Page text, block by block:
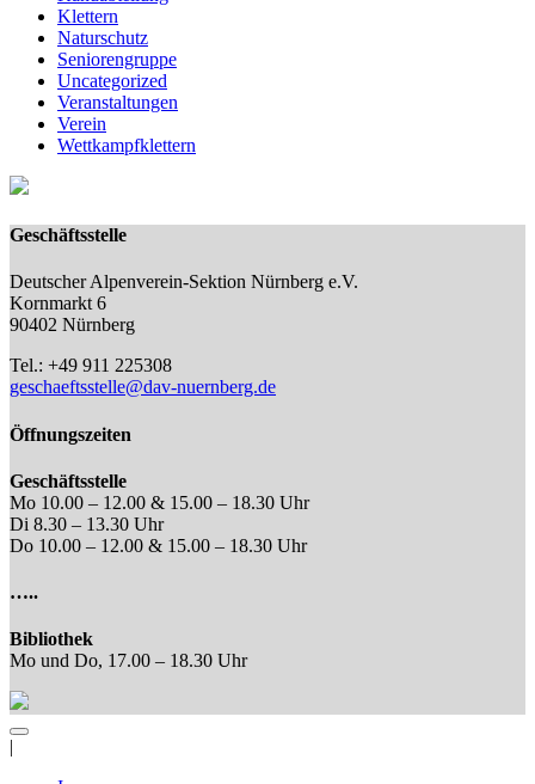
Klettern
Naturschutz
Seniorengruppe
Uncategorized
Veranstaltungen
Verein
Wettkampfklettern
Geschäftsstelle
Deutscher Alpenverein-Sektion Nürnberg e.V.
Kornmarkt 6
90402 Nürnberg
Tel.: +49 911 225308
geschaeftsstelle@dav-nuernberg.de
Öffnungszeiten
Geschäftsstelle
Mo 10.00 – 12.00 & 15.00 – 18.30 Uhr
Di 8.30 – 13.30 Uhr
Do 10.00 – 12.00 & 15.00 – 18.30 Uhr
…..
Bibliothek
Mo und Do, 17.00 – 18.30 Uhr